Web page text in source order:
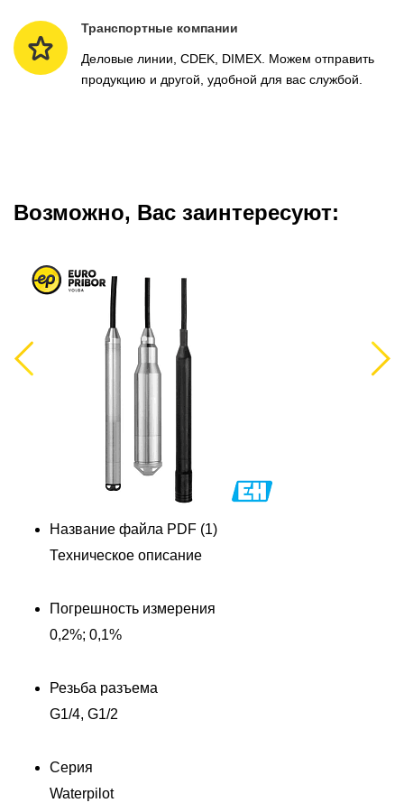
Транспортные компании
Деловые линии, CDEK, DIMEX. Можем отправить
продукцию и другой, удобной для вас службой.
Возможно, Вас заинтересуют:
Previous
Название файла PDF (1)
Техническое описание
Погрешность измерения
0,2%; 0,1%
Резьба разъема
G1/4, G1/2
Серия
Waterpilot
Next